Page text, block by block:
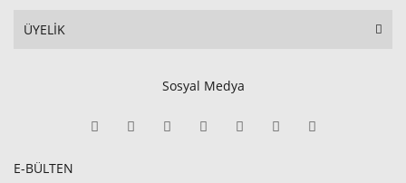
ÜYELİK
Sosyal Medya
E-BÜLTEN